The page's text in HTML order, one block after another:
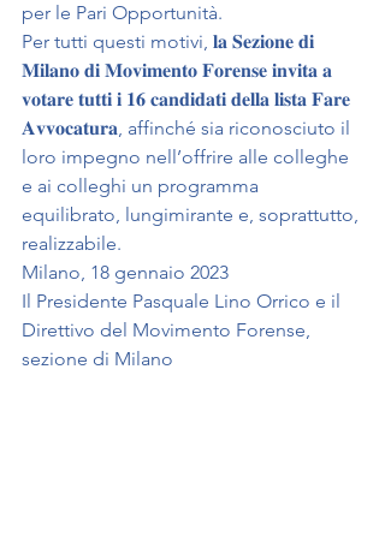
per le Pari Opportunità.
Per tutti questi motivi, 𝐥𝐚 𝐒𝐞𝐳𝐢𝐨𝐧𝐞 𝐝𝐢
𝐌𝐢𝐥𝐚𝐧𝐨 𝐝𝐢 𝐌𝐨𝐯𝐢𝐦𝐞𝐧𝐭𝐨 𝐅𝐨𝐫𝐞𝐧𝐬𝐞 𝐢𝐧𝐯𝐢𝐭𝐚 𝐚
𝐯𝐨𝐭𝐚𝐫𝐞 𝐭𝐮𝐭𝐭𝐢 𝐢 𝟏𝟔 𝐜𝐚𝐧𝐝𝐢𝐝𝐚𝐭𝐢 𝐝𝐞𝐥𝐥𝐚 𝐥𝐢𝐬𝐭𝐚 𝐅𝐚𝐫𝐞
𝐀𝐯𝐯𝐨𝐜𝐚𝐭𝐮𝐫𝐚, affinché sia riconosciuto il
loro impegno nell’offrire alle colleghe
e ai colleghi un programma
equilibrato, lungimirante e, soprattutto,
realizzabile.
Milano, 18 gennaio 2023
Il Presidente Pasquale Lino Orrico e il
Direttivo del Movimento Forense,
sezione di Milano